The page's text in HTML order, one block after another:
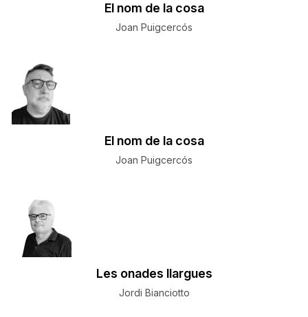
El nom de la cosa
Joan Puigcercós
El nom de la cosa
Joan Puigcercós
Les onades llargues
Jordi Bianciotto